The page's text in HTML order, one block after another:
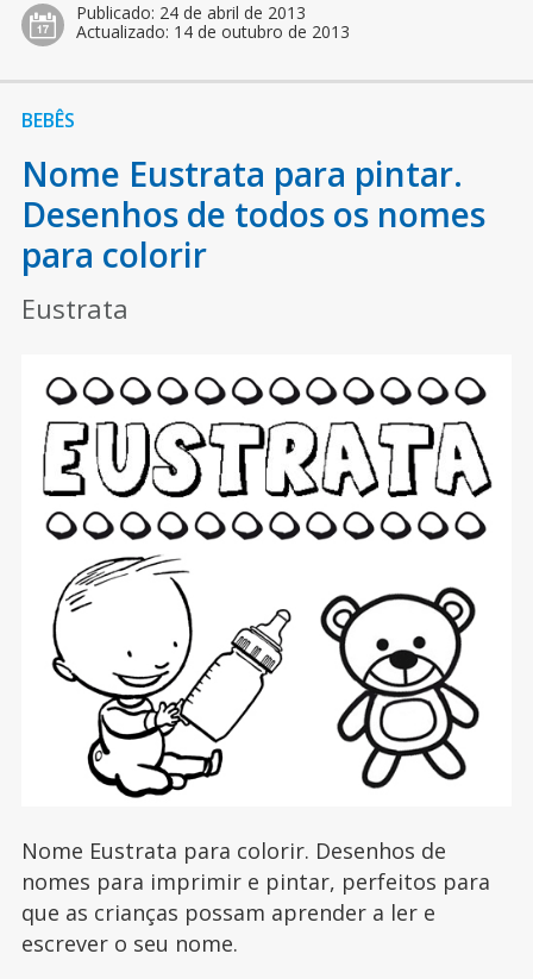
Publicado: 24 de abril de 2013
Actualizado: 14 de outubro de 2013
BEBÊS
Nome Eustrata para pintar.
Desenhos de todos os nomes
para colorir
Eustrata
Nome Eustrata para colorir. Desenhos de
nomes para imprimir e pintar, perfeitos para
que as crianças possam aprender a ler e
escrever o seu nome.